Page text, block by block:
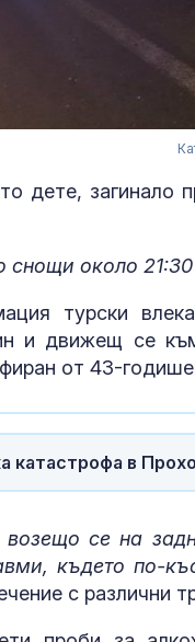
дете, загинало
снощи около
турски
и движещ се
от 43-
катастрофа в
се на
където по-
с различни